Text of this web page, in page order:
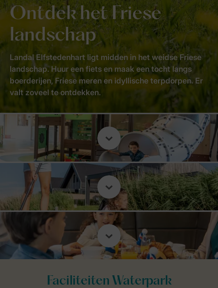
Ontdek het Friese
landschap
Landal Elfstedenhart ligt midden in het weidse Friese
landschap. Huur een fiets en maak een tocht langs
boerderijen, Friese meren en idyllische terpdorpen. Er
valt zoveel te ontdekken.
Faciliteiten Waterpark